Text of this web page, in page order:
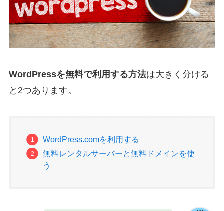
WordPressを無料で利用する方法は大きく分ける
と2つあります。
WordPress.comを利用する
無料レンタルサーバーと無料ドメインを使
う